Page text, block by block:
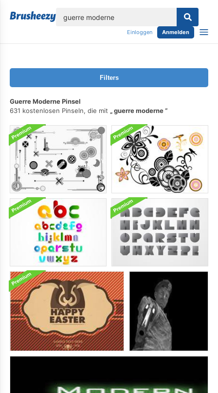
Einloggen Anmelden
Filters
Guerre Moderne Pinsel
631 kostenlosen Pinseln, die mit
guerre moderne